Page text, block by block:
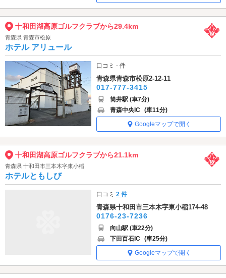
十和田湖高原ゴルフクラブから29.4km
青森県 青森市松原
ホテル アリュール
口コミ - 件
青森県青森市松原2-12-11
017-777-3415
筒井駅 (車7分)
青森中央IC (車11分)
Googleマップで開く
十和田湖高原ゴルフクラブから21.1km
青森県 十和田市三本木字東小稲
ホテルともしび
口コミ2 件
青森県十和田市三本木字東小稲174-48
0176-23-7236
向山駅 (車22分)
下田百石IC (車25分)
Googleマップで開く